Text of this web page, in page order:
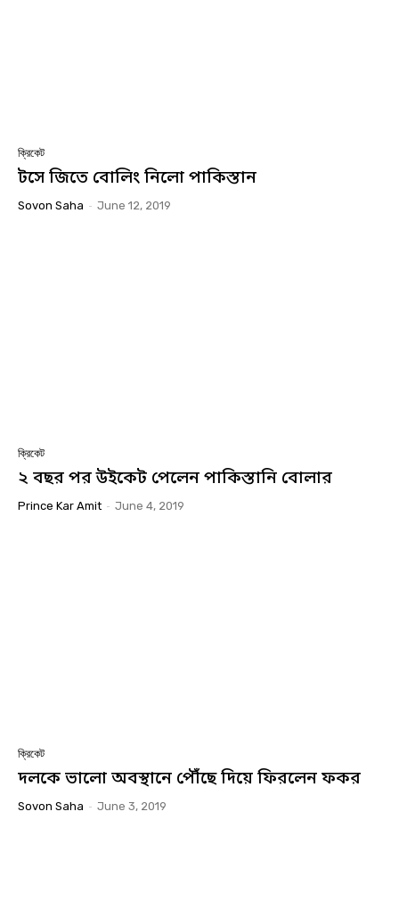
ক্রিকেট
টসে জিতে বোলিং নিলো পাকিস্তান
Sovon Saha - June 12, 2019
ক্রিকেট
২ বছর পর উইকেট পেলেন পাকিস্তানি বোলার
Prince Kar Amit - June 4, 2019
ক্রিকেট
দলকে ভালো অবস্থানে পৌঁছে দিয়ে ফিরলেন ফকর
Sovon Saha - June 3, 2019